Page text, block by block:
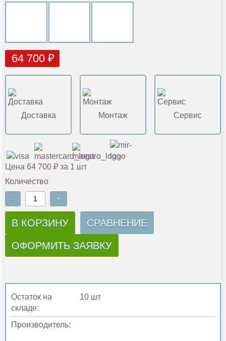
64 700 ₽
Доставка Монтаж Сервис
Цена 64 700 ₽ за 1 шт
Количество
- +
В КОРЗИНУ СРАВНЕНИЕ
ОФОРМИТЬ ЗАЯВКУ
Остаток на
складе:
10 шт
Производитель: